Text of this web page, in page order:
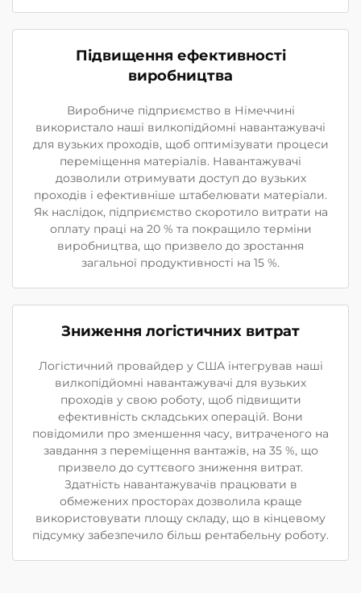
Підвищення ефективності
виробництва
Виробниче підприємство в Німеччині
використало наші вилкопідйомні навантажувачі
для вузьких проходів, щоб оптимізувати процеси
переміщення матеріалів. Навантажувачі
дозволили отримувати доступ до вузьких
проходів і ефективніше штабелювати матеріали.
Як наслідок, підприємство скоротило витрати на
оплату праці на 20 % та покращило терміни
виробництва, що призвело до зростання
загальної продуктивності на 15 %.
Зниження логістичних витрат
Логістичний провайдер у США інтегрував наші
вилкопідйомні навантажувачі для вузьких
проходів у свою роботу, щоб підвищити
ефективність складських операцій. Вони
повідомили про зменшення часу, витраченого на
завдання з переміщення вантажів, на 35 %, що
призвело до суттєвого зниження витрат.
Здатність навантажувачів працювати в
обмежених просторах дозволила краще
використовувати площу складу, що в кінцевому
підсумку забезпечило більш рентабельну роботу.